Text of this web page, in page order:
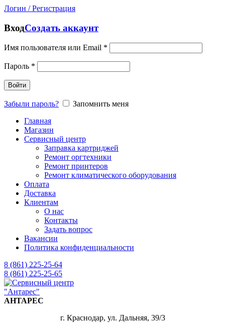
Логин / Регистрация
ВходСоздать аккаунт
Имя пользователя или Email *
Пароль *
Войти
Забыли пароль?
Запомнить меня
Главная
Магазин
Сервисный центр
Заправка картриджей
Ремонт оргтехники
Ремонт принтеров
Ремонт климатического оборудования
Оплата
Доставка
Клиентам
О нас
Контакты
Задать вопрос
Вакансии
Политика конфиденциальности
8 (861) 225-25-64
8 (861) 225-25-65
АНТАРЕС
г. Краснодар, ул. Дальняя, 39/3